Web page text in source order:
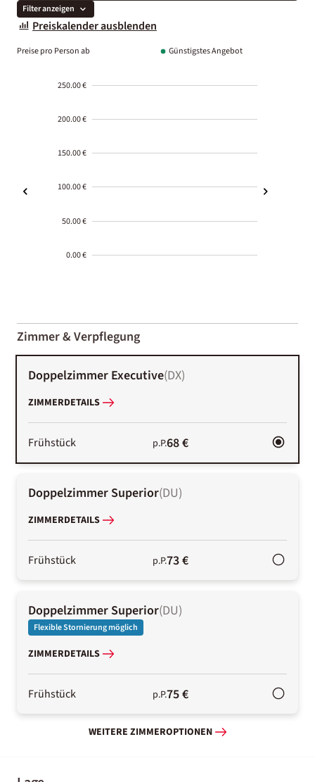
Filter anzeigen
Preiskalender ausblenden
Preise pro Person ab Günstigstes Angebot
250.00 €
200.00 €
150.00 €
100.00 €
50.00 €
0.00 €
01-02
Zimmer & Verpflegung
Doppelzimmer Executive(DX)
ZIMMERDETAILS
Frühstück p.P.68 €
Doppelzimmer Superior(DU)
ZIMMERDETAILS
Frühstück p.P.73 €
Doppelzimmer Superior(DU)
Flexible Stornierung möglich
ZIMMERDETAILS
Frühstück p.P.75 €
WEITERE ZIMMEROPTIONEN